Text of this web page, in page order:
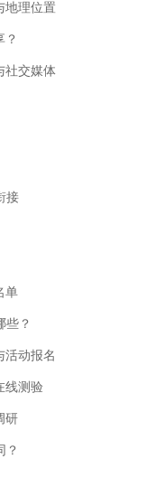
地理位置
？
社交媒体
接
单
些？
活动报名
线测验
研
？